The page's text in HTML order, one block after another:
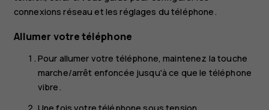
connexions réseau et les réglages du téléphone.
Allumer votre téléphone
Pour allumer votre téléphone, maintenez la touche
marche/arrêt enfoncée jusqu'à ce que le téléphone
vibre.